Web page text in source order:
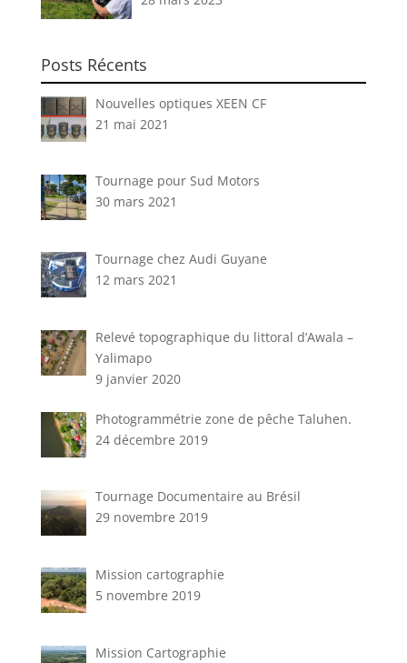
Posts Récents
Nouvelles optiques XEEN CF
21 mai 2021
Tournage pour Sud Motors
30 mars 2021
Tournage chez Audi Guyane
12 mars 2021
Relevé topographique du littoral d’Awala –
Yalimapo
9 janvier 2020
Photogrammétrie zone de pêche Taluhen.
24 décembre 2019
Tournage Documentaire au Brésil
29 novembre 2019
Mission cartographie
5 novembre 2019
Mission Cartographie